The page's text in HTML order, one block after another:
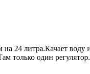
24 литра.Качает
только один